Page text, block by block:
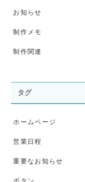
お知らせ
制作メモ
制作関連
タグ
ホームページ
営業日程
重要なお知らせ